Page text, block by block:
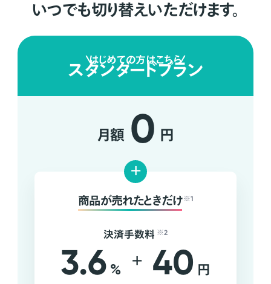
いつでも切り替えいただけます。
はじめての方はこちら
スタンダードプラン
月額 0 円
+
商品が売れたときだけ ※1
決済手数料 ※2
3.6 % + 40 円